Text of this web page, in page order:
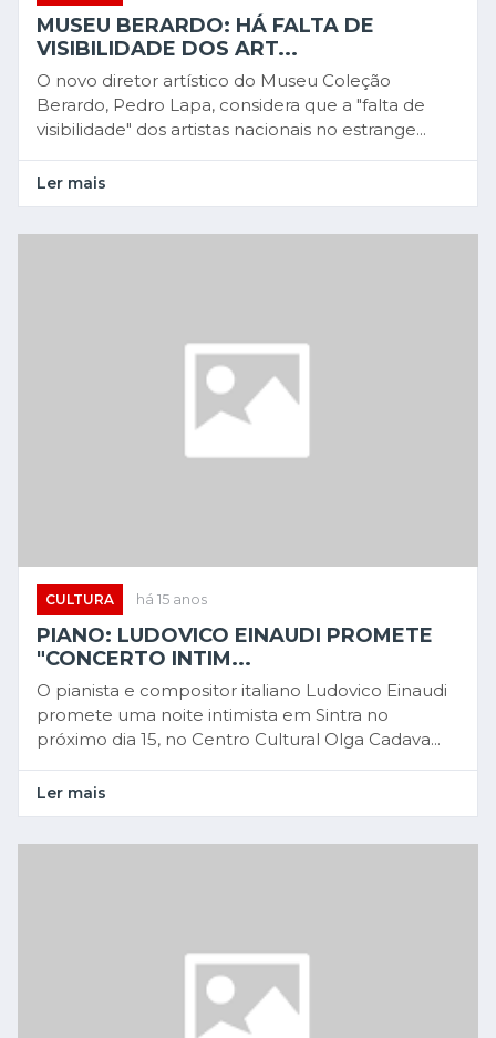
MUSEU BERARDO: HÁ FALTA DE
VISIBILIDADE DOS ART...
O novo diretor artístico do Museu Coleção
Berardo, Pedro Lapa, considera que a "falta de
visibilidade" dos artistas nacionais no estrange...
Ler mais
CULTURA há 15 anos
PIANO: LUDOVICO EINAUDI PROMETE
"CONCERTO INTIM...
O pianista e compositor italiano Ludovico Einaudi
promete uma noite intimista em Sintra no
próximo dia 15, no Centro Cultural Olga Cadava...
Ler mais